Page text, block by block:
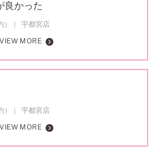
良かった
宇都宮店
VIEW MORE
宇都宮店
VIEW MORE